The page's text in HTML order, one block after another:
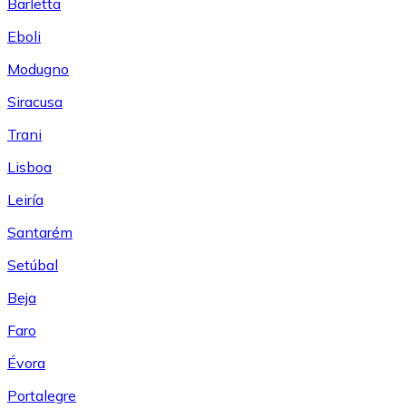
Eboli
Modugno
Siracusa
Trani
Lisboa
Leiría
Santarém
Setúbal
Beja
Faro
Évora
Portalegre